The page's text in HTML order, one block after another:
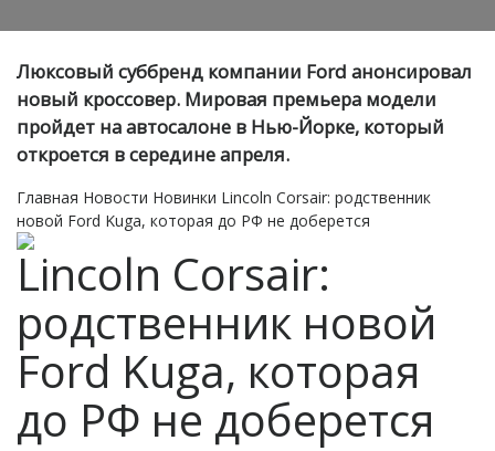
Люксовый суббренд компании Ford анонсировал
новый кроссовер. Мировая премьера модели
пройдет на автосалоне в Нью-Йорке, который
откроется в середине апреля.
Главная Новости Новинки Lincoln Corsair: родственник
новой Ford Kuga, которая до РФ не доберется
Lincoln Corsair:
родственник новой
Ford Kuga, которая
до РФ не доберется